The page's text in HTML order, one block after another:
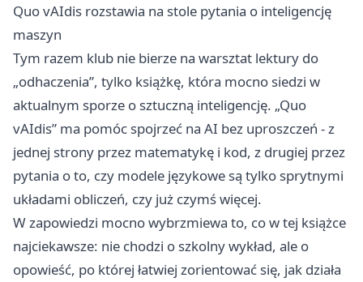
Quo vAIdis rozstawia na stole pytania o inteligencję
maszyn
Tym razem klub nie bierze na warsztat lektury do
„odhaczenia”, tylko książkę, która mocno siedzi w
aktualnym sporze o sztuczną inteligencję. „Quo
vAIdis” ma pomóc spojrzeć na AI bez uproszczeń - z
jednej strony przez matematykę i kod, z drugiej przez
pytania o to, czy modele językowe są tylko sprytnymi
układami obliczeń, czy już czymś więcej.
W zapowiedzi mocno wybrzmiewa to, co w tej książce
najciekawsze: nie chodzi o szkolny wykład, ale o
opowieść, po której łatwiej zorientować się, jak działa